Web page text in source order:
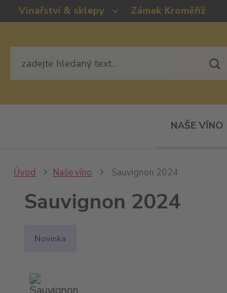
Vinařství & sklepy Zámek Kroměříž
NAŠE VÍNO
Úvod Naše víno Sauvignon 2024
Sauvignon 2024
Novinka